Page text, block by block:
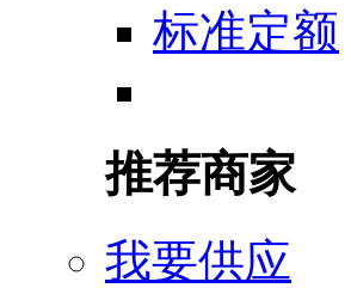
标准定额
推荐商家
我要供应